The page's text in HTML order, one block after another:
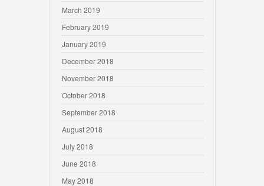
March 2019
February 2019
January 2019
December 2018
November 2018
October 2018
September 2018
August 2018
July 2018
June 2018
May 2018